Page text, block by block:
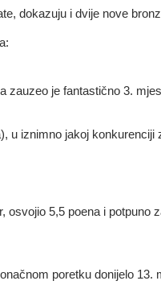
dokazuju i dvije nove
zauzeo je fantastično 3.
u iznimno jakoj
osvojio 5,5 poena i potpuno
poretku donijelo 13.